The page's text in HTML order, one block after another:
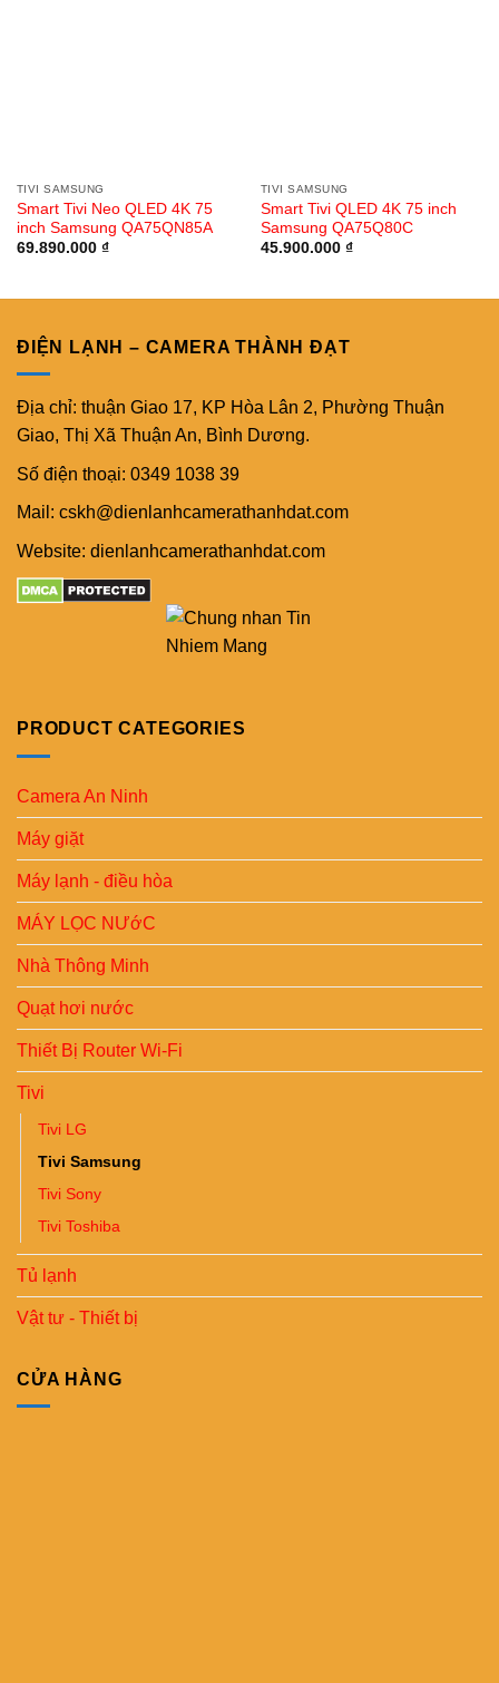
TIVI SAMSUNG
Smart Tivi Neo QLED 4K 75
inch Samsung QA75QN85A
69.890.000 ₫
TIVI SAMSUNG
Smart Tivi QLED 4K 75 inch
Samsung QA75Q80C
45.900.000 ₫
ĐIỆN LẠNH – CAMERA THÀNH ĐẠT
Địa chỉ: thuận Giao 17, KP Hòa Lân 2, Phường Thuận
Giao, Thị Xã Thuận An, Bình Dương.
Số điện thoại: 0349 1038 39
Mail: cskh@dienlanhcamerathanhdat.com
Website: dienlanhcamerathanhdat.com
PRODUCT CATEGORIES
Camera An Ninh
Máy giặt
Máy lạnh - điều hòa
MÁY LỌC NƯớC
Nhà Thông Minh
Quạt hơi nước
Thiết Bị Router Wi-Fi
Tivi
Tivi LG
Tivi Samsung
Tivi Sony
Tivi Toshiba
Tủ lạnh
Vật tư - Thiết bị
CỬA HÀNG